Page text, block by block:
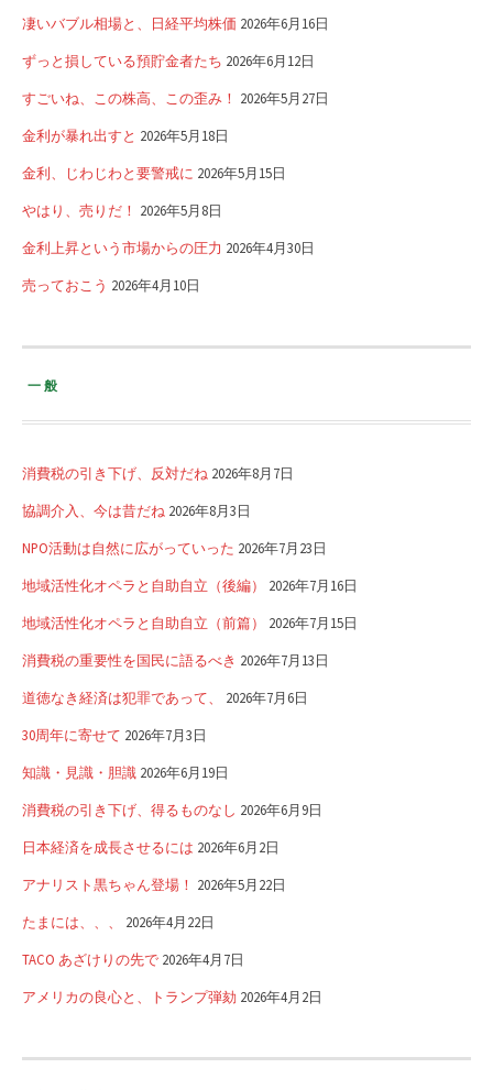
凄いバブル相場と、日経平均株価 2026年6月16日
ずっと損している預貯金者たち 2026年6月12日
すごいね、この株高、この歪み！ 2026年5月27日
金利が暴れ出すと 2026年5月18日
金利、じわじわと要警戒に 2026年5月15日
やはり、売りだ！ 2026年5月8日
金利上昇という市場からの圧力 2026年4月30日
売っておこう 2026年4月10日
一般
消費税の引き下げ、反対だね 2026年8月7日
協調介入、今は昔だね 2026年8月3日
NPO活動は自然に広がっていった 2026年7月23日
地域活性化オペラと自助自立（後編） 2026年7月16日
地域活性化オペラと自助自立（前篇） 2026年7月15日
消費税の重要性を国民に語るべき 2026年7月13日
道徳なき経済は犯罪であって、 2026年7月6日
30周年に寄せて 2026年7月3日
知識・見識・胆識 2026年6月19日
消費税の引き下げ、得るものなし 2026年6月9日
日本経済を成長させるには 2026年6月2日
アナリスト黒ちゃん登場！ 2026年5月22日
たまには、、、 2026年4月22日
TACO あざけりの先で 2026年4月7日
アメリカの良心と、トランプ弾劾 2026年4月2日